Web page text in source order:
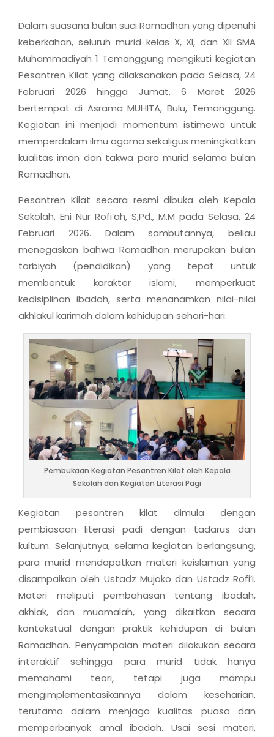
Dalam suasana bulan suci Ramadhan yang dipenuhi
keberkahan, seluruh murid kelas X, XI, dan XII SMA
Muhammadiyah 1 Temanggung mengikuti kegiatan
Pesantren Kilat yang dilaksanakan pada Selasa, 24
Februari 2026 hingga Jumat, 6 Maret 2026
bertempat di Asrama MUHITA, Bulu, Temanggung.
Kegiatan ini menjadi momentum istimewa untuk
memperdalam ilmu agama sekaligus meningkatkan
kualitas iman dan takwa para murid selama bulan
Ramadhan.
Pesantren Kilat secara resmi dibuka oleh Kepala
Sekolah, Eni Nur Rofi’ah, S,Pd., M.M pada Selasa, 24
Februari 2026. Dalam sambutannya, beliau
menegaskan bahwa Ramadhan merupakan bulan
tarbiyah (pendidikan) yang tepat untuk
membentuk karakter islami, memperkuat
kedisiplinan ibadah, serta menanamkan nilai-nilai
akhlakul karimah dalam kehidupan sehari-hari.
Pembukaan Kegiatan Pesantren Kilat oleh Kepala
Sekolah dan Kegiatan Literasi Pagi
Kegiatan pesantren kilat dimula dengan
pembiasaan literasi padi dengan tadarus dan
kultum. Selanjutnya, selama kegiatan berlangsung,
para murid mendapatkan materi keislaman yang
disampaikan oleh Ustadz Mujoko dan Ustadz Rofi’i.
Materi meliputi pembahasan tentang ibadah,
akhlak, dan muamalah, yang dikaitkan secara
kontekstual dengan praktik kehidupan di bulan
Ramadhan. Penyampaian materi dilakukan secara
interaktif sehingga para murid tidak hanya
memahami teori, tetapi juga mampu
mengimplementasikannya dalam keseharian,
terutama dalam menjaga kualitas puasa dan
memperbanyak amal ibadah. Usai sesi materi,